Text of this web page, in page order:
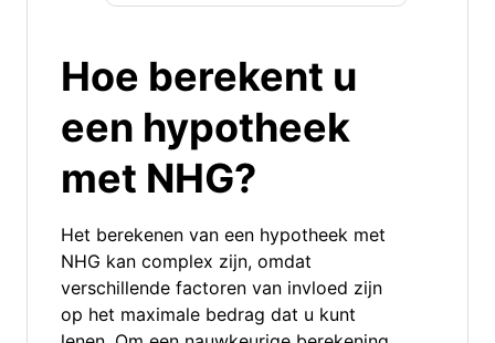
Hoe berekent u
een hypotheek
met NHG?
Het berekenen van een hypotheek met
NHG kan complex zijn, omdat
verschillende factoren van invloed zijn
op het maximale bedrag dat u kunt